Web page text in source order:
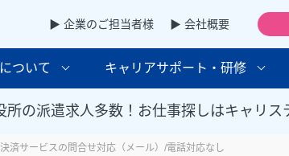
▶ 企業のご担当者様 ▶ 会社概要
ついて キャリアサポート・研修
所の派遣求人多数！お仕事探しはキャリス
済サービスの問合せ対応（メール）/電話対応なし